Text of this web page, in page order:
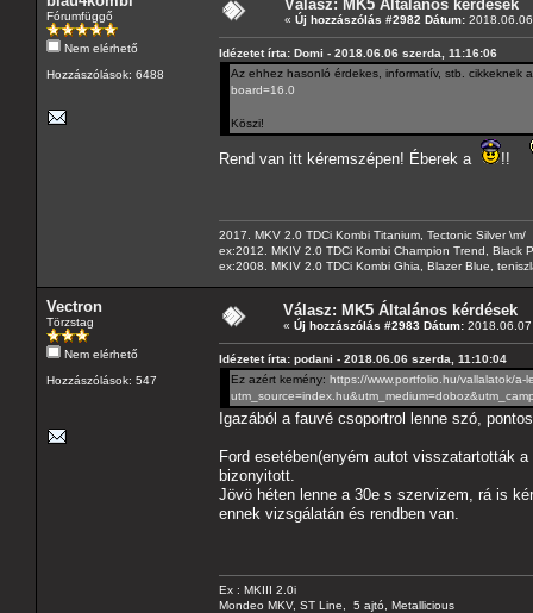
Fórumfüggő
Nem elérhető
Hozzászólások: 6488
Válasz: MK5 Általános kérdések
« Új hozzászólás #2982 Dátum:
Idézetet írta: Domi - 2018.06.06 szerda, 11:16:06
Az ehhez hasonló érdekes, informatív, stb.
board=16.0
Köszi!
Rend van itt kéremszépen! Éberek a !!
2017. MKV 2.0 TDCi Kombi Titanium, Tectonic Silver \m/
ex:2012. MKIV 2.0 TDCi Kombi Champion Trend, Black
ex:2008. MKIV 2.0 TDCi Kombi Ghia, Blazer Blue,
Vectron
Törzstag
Nem elérhető
Hozzászólások: 547
Válasz: MK5 Általános kérdések
« Új hozzászólás #2983 Dátum:
Idézetet írta: podani - 2018.06.06 szerda, 11:10:04
Ez azért kemény: https://www.portfolio.hu/vallalatok/a-
Igazából a fauvé csoportrol lenne szó,
Ford esetében(enyém autot visszatartották
bizonyitott.
Jövö héten lenne a 30e s szervizem, rá is
ennek vizsgálatán és rendben van.
Ex : MKIII 2.0i
Mondeo MKV, ST Line, 5 ajtó, Metallicious